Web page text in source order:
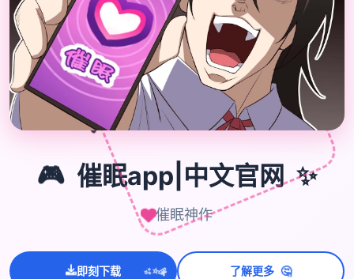
🎮
🎮 催眠app|中文官网 ✨
催眠神作
即刻下载 ✨⭐💫 了解更多 🤔